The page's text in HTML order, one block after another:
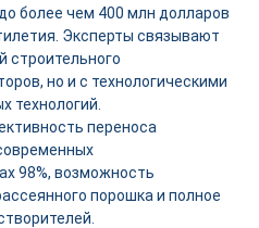
более чем 400 млн долларов
Эксперты связывают
строительного
но и с технологическими
технологий.
переноса
98%, возможность
порошка и полное